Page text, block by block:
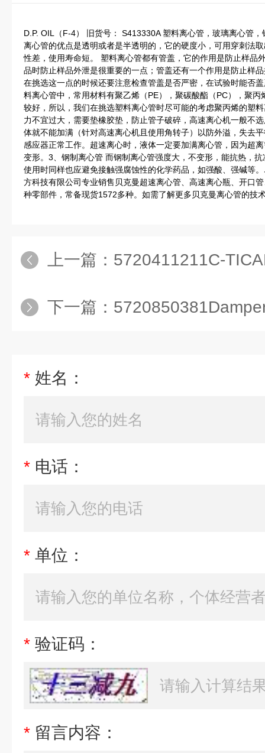
D.P. OIL（F-4） 旧货号： S413330A 塑料离心管，玻璃离心管
离心管的优点是透明或者是半透明的，它的硬度小，可用穿刺法
性差，使用寿命短。 塑料离心管都有管盖，它的作用是防止样品
品时防止样品外泄是很重要的一点；管盖还有一个作用是防止样
在挑选这一点的时候还要注意检查管盖是否严密，在试验时能否
料离心管中，常用材料有聚乙烯（PE），聚碳酸酯（PC），聚
较好，所以，我们在挑选塑料离心管时尽可能的考虑聚丙烯的塑
力不宜过大，需要垫橡胶垫，防止管子破碎，高速离心机一般不
体就不能加满（针对高速离心机且使用角转子）以防外溢，失去
感应器正常工作。超速离心时，液体一定要加满离心管，因为超
变形。3、钢制离心管 而钢制离心管强度大，不变形，能抗热，
使用时同样也应避免接触强腐蚀性的化学药品，如强酸、强碱等
方科技有限公司专业销售贝克曼超速离心管、高速离心瓶、开口
种零部件，常备现货1572多种。如需了解更多贝克曼离心管的技
上一篇： 5720411211C-
下一篇： 5720850381Damper Base
* 姓名：
* 电话：
* 单位：
* 验证码：
* 留言内容：